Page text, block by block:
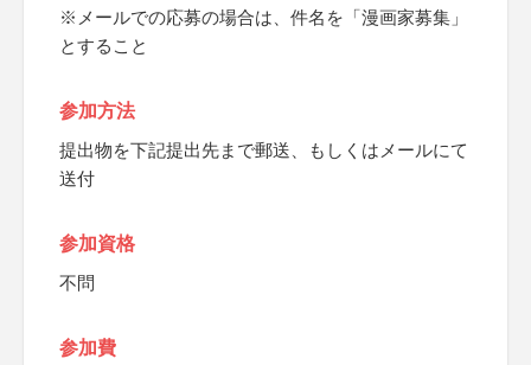
※メールでの応募の場合は、件名を「漫画家募集」
とすること
参加方法
提出物を下記提出先まで郵送、もしくはメールにて
送付
参加資格
不問
参加費